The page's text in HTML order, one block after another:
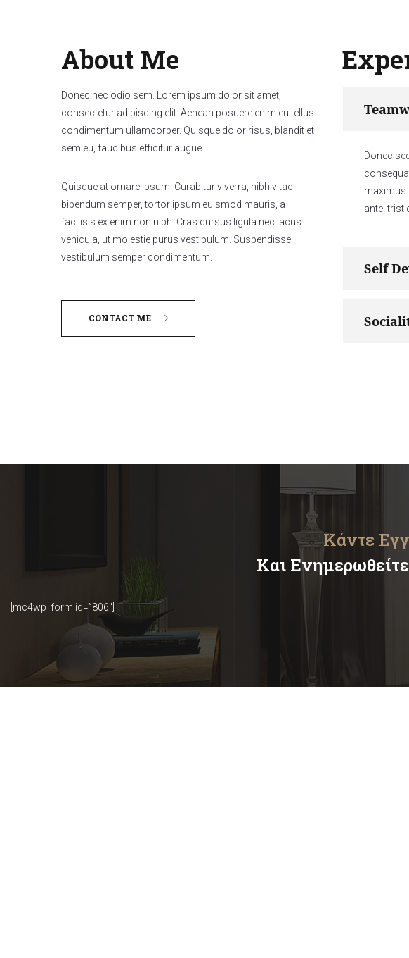
About Me
Donec nec odio sem. Lorem ipsum dolor sit amet,
consectetur adipiscing elit. Aenean posuere enim eu tellus
condimentum ullamcorper. Quisque dolor risus, blandit et
sem eu, faucibus efficitur augue.
Quisque at ornare ipsum. Curabitur viverra, nibh vitae
bibendum semper, tortor ipsum euismod mauris, a
facilisis ex enim non nibh. Cras cursus ligula nec lacus
vehicula, ut molestie purus vestibulum. Suspendisse
vestibulum semper condimentum.
CONTACT ME
Donec
maximus.
ante,
Self
Κάντε
Και
[mc4wp_form id=”806″]